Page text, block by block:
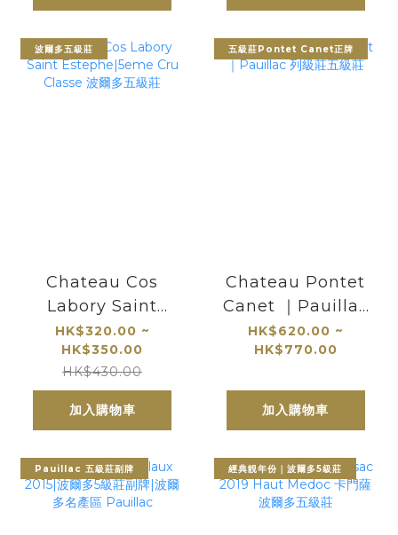
波爾多五級莊
Chateau Cos
Labory Saint
Estephe|5eme
Cru Classe 波爾多
五級莊
HK$320.00 ~
HK$350.00
HK$430.00
加入購物車
五級莊Pontet Canet正牌
Chateau Pontet
Canet ｜Pauillac
列級莊五級莊
HK$620.00 ~
HK$770.00
加入購物車
Pauillac 五級莊副牌 經典靚年份｜波爾多5級莊